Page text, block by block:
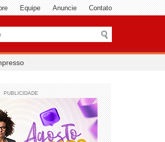
Equipe Anuncie Contato
PUBLICIDADE